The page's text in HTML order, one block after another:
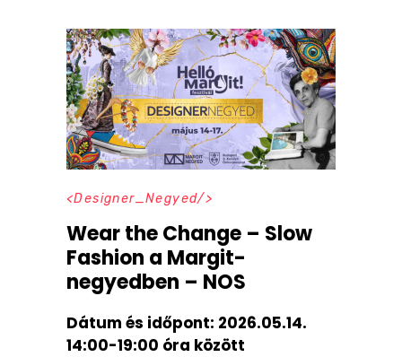
Designer_Negyed
Wear the Change – Slow
Fashion a Margit-
negyedben – NOS
Dátum és időpont: 2026.05.14.
14:00-19:00 óra között